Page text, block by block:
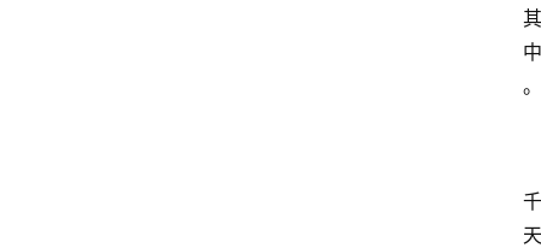
其
中
。
千
天